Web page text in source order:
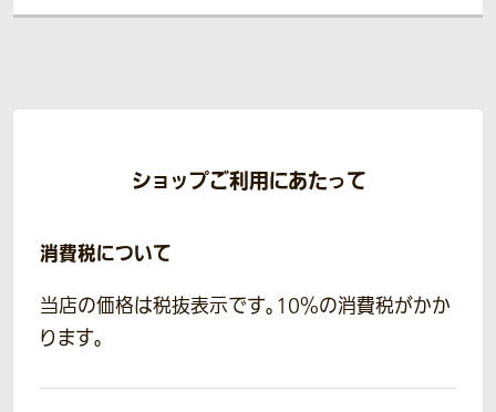
ショップご利用にあたって
消費税について
当店の価格は税抜表示です。10％の消費税がかか
ります。